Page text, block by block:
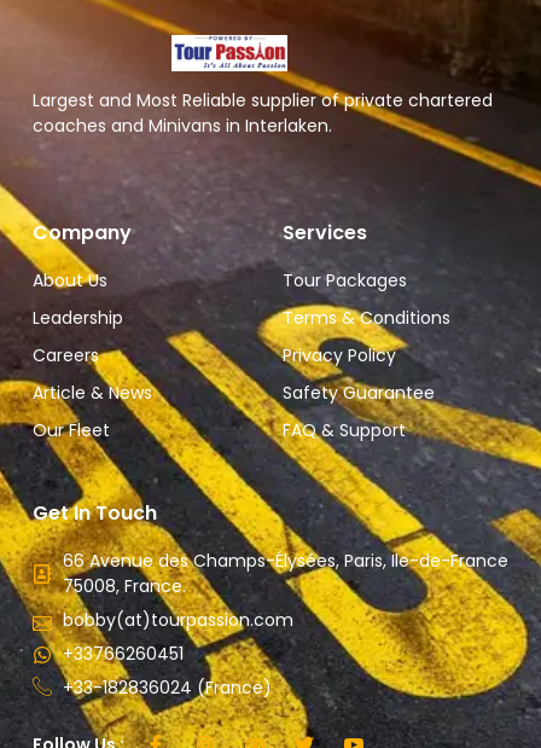
Largest and Most Reliable supplier of private chartered
coaches and Minivans in Interlaken.
Company
About Us
Leadership
Careers
Article & News
Our Fleet
Services
Tour Packages
Terms & Conditions
Privacy Policy
Safety Guarantee
FAQ & Support
Get In Touch
66 Avenue des Champs-Élysées, Paris, Ile-de-France
75008, France.
bobby(at)tourpassion.com
+33766260451
+33-182836024 (France)